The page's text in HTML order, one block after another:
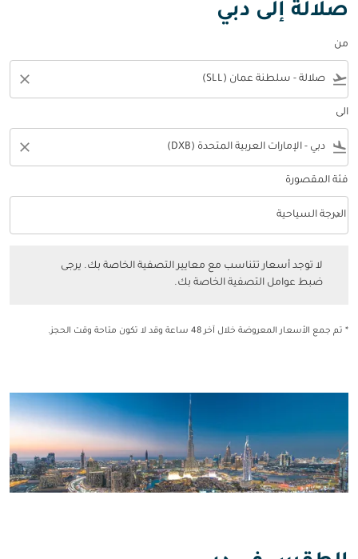
صلالة إلى دبي
من
flight_takeoff
close
الى
flight_land
close
فئة المقصورة
فئة المقصورة option الدرجة السياحية Selected
الدرجة السياحية
keyboard_arrow_down
لا توجد أسعار تتناسب مع معايير التصفية الخاصة بك. يرجى
ضبط عوامل التصفية الخاصة بك.
* تم جمع الأسعار المعروضة خلال آخر 48 ساعة وقد لا تكون متاحة وقت الحجز.